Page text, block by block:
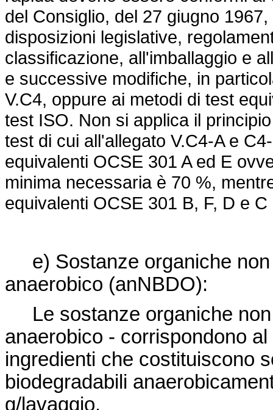
del Consiglio, del 27 giugno
disposizioni legislative,
classificazione, all'imballaggio e
e successive modifiche, in
V.C4, oppure ai metodi di test
test ISO. Non si applica il
test di cui all'allegato V.C4-A e
equivalenti OCSE 301 A ed E
minima necessaria è 70 %,
equivalenti OCSE 301 B, F, D e
e) Sostanze organiche non
anaerobico (anNBDO):
Le sostanze organiche non
anaerobico - corrispondono
ingredienti che costituiscono
biodegradabili
g/lavaggio.